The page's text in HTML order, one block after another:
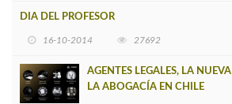
DIA DEL PROFESOR
16-10-2014 27692
AGENTES LEGALES, LA
LA ABOGACÍA EN CHILE